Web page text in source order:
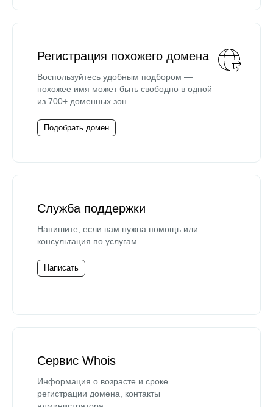
Регистрация похожего домена
Воспользуйтесь удобным подбором —
похожее имя может быть свободно в одной
из 700+ доменных зон.
Подобрать домен
Служба поддержки
Напишите, если вам нужна помощь или
консультация по услугам.
Написать
Сервис Whois
Информация о возрасте и сроке
регистрации домена, контакты